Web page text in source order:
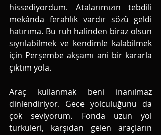
hissediyordum. Atalarımızın tebdili
mekânda ferahlık vardır sözü geldi
hatırıma. Bu ruh halinden biraz olsun
sıyrılabilmek ve kendimle kalabilmek
için Perşembe akşamı ani bir kararla
çıktım yola.
Araç kullanmak beni inanılmaz
dinlendiriyor. Gece yolculuğunu da
çok seviyorum. Fonda uzun yol
türküleri, karşıdan gelen araçların